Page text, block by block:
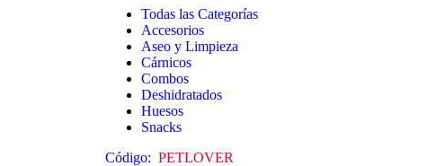
Todas las Categorías
Accesorios
Aseo y Limpieza
Cárnicos
Combos
Deshidratados
Huesos
Snacks
Código: PETLOVER